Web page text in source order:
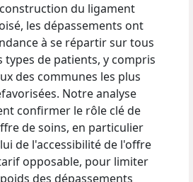
du ligament
les dépassements ont
à se répartir sur tous
types de patients, y compris
des communes les plus
Notre analyse
confirmer le rôle clé de
de soins, en particulier
de l'accessibilité de l'offre
opposable, pour limiter
des dépassements